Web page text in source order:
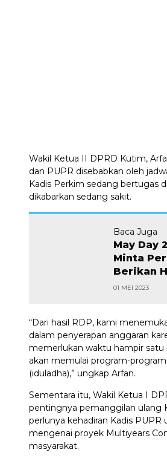
Wakil Ketua II DPRD Kutim,
dan PUPR disebabkan oleh
Kadis Perkim sedang bertugas
dikabarkan sedang sakit.
Baca Juga
May Day
Minta
Berikan
01 MEI 2023
“Dari hasil RDP, kami
dalam penyerapan anggaran
memerlukan waktu hampir satu
akan memulai program-
(iduladha),” ungkap Arfan.
Sementara itu, Wakil Ketua I
pentingnya pemanggilan ulang
perlunya kehadiran Kadis
mengenai proyek Multiyears
masyarakat.